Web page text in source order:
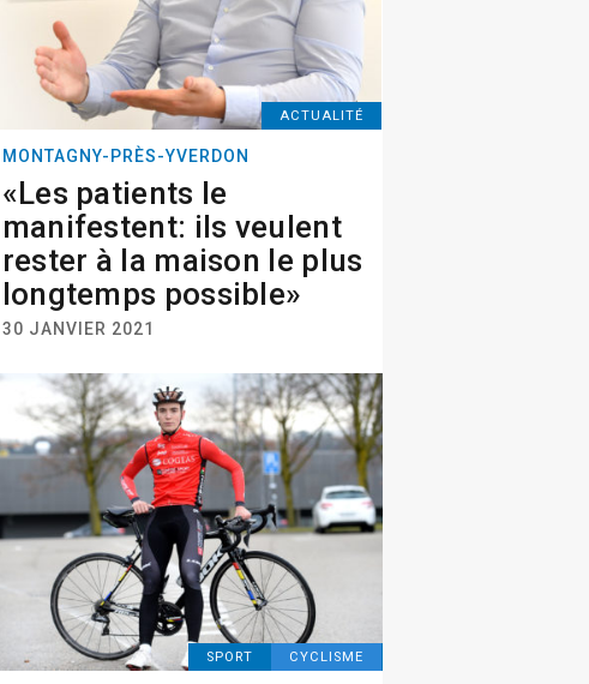
ACTUALITÉ
MONTAGNY-PRÈS-YVERDON
«Les patients le
manifestent: ils veulent
rester à la maison le plus
longtemps possible»
30 JANVIER 2021
SPORT CYCLISME